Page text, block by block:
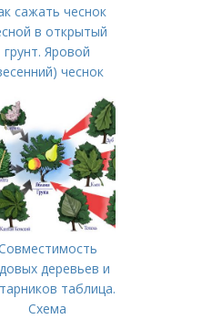
сажать чеснок
в открытый
грунт. Яровой
чеснок
деревьев и
таблица.
Схема